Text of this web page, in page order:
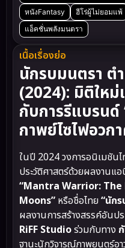
หนังFantasy
ฮีโร่ผู้ไม่ยอมแพ้
แอ็คชั่นพลังมนตรา
เนื้อเรื่องย่อ
นักรบมนตรา ต
(2024): มิติให
กับการรีแบรนด์
กาพย์ไซไฟอวก
ในปี 2024 วงการอนิเมชัน
ประวัติศาสตร์ด้วยผลงานแ
“Mantra Warrior:
Moons” หรือชื่อไทย“นัก
ผลงานการสร้างสรรค์อันป
RiFF Studioร่วมกับทาง
ฐานะนักวิจารณ์ภาพยนตร์อ